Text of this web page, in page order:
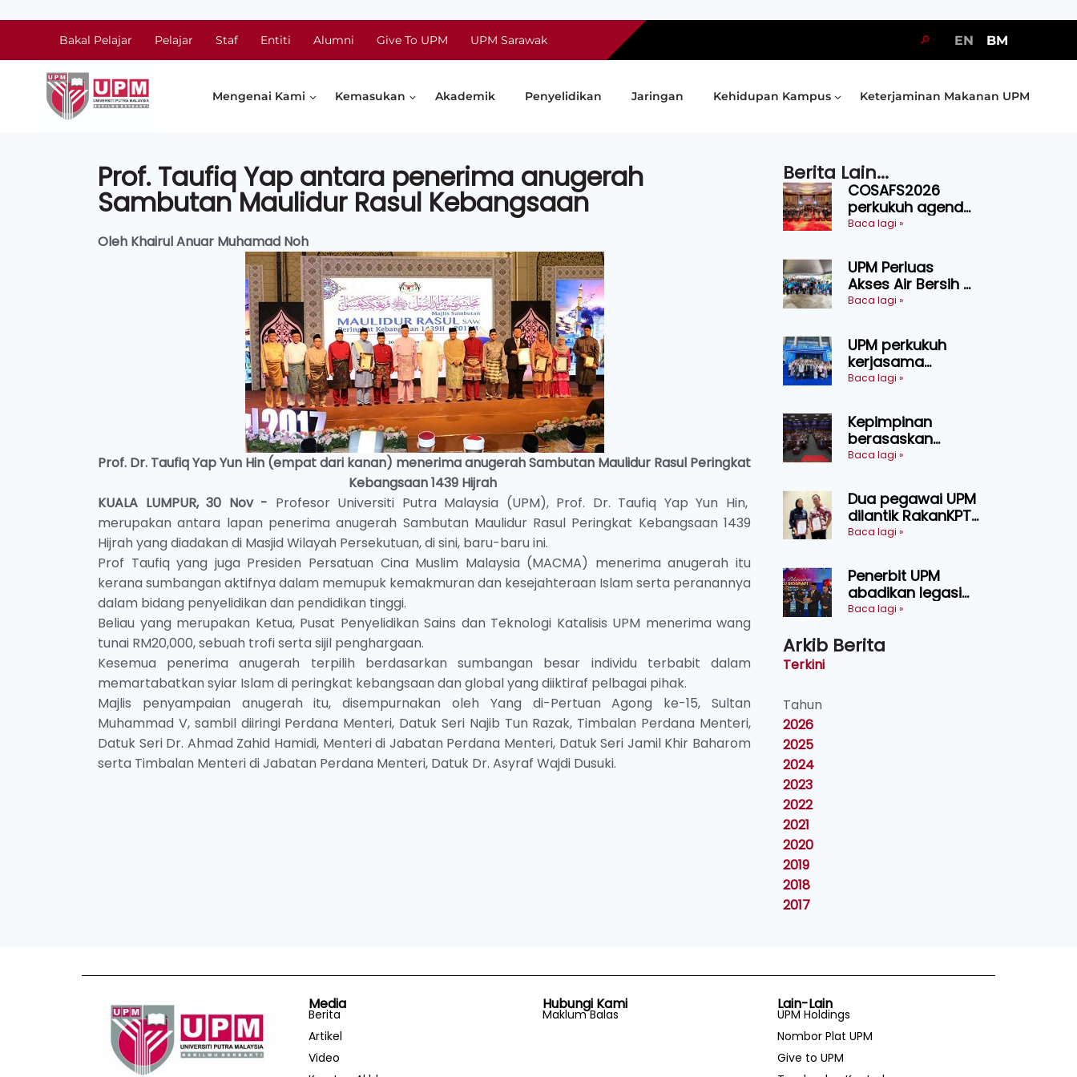
Bakal Pelajar Pelajar Staf Entiti Alumni Give To UPM UPM Sarawak 🔎 EN BM
Mengenai Kami Kemasukan Akademik Penyelidikan Jaringan Kehidupan Kampus Keterjaminan Makanan UPM
Prof. Taufiq Yap antara penerima anugerah
Sambutan Maulidur Rasul Kebangsaan
Oleh Khairul Anuar Muhamad Noh
Prof. Dr. Taufiq Yap Yun Hin (empat dari kanan) menerima anugerah Sambutan Maulidur Rasul Peringkat
Kebangsaan 1439 Hijrah
KUALA LUMPUR, 30 Nov - Profesor Universiti Putra Malaysia (UPM), Prof. Dr. Taufiq Yap Yun Hin,
merupakan antara lapan penerima anugerah Sambutan Maulidur Rasul Peringkat Kebangsaan 1439
Hijrah yang diadakan di Masjid Wilayah Persekutuan, di sini, baru-baru ini.
Prof Taufiq yang juga Presiden Persatuan Cina Muslim Malaysia (MACMA) menerima anugerah itu
kerana sumbangan aktifnya dalam memupuk kemakmuran dan kesejahteraan Islam serta peranannya
dalam bidang penyelidikan dan pendidikan tinggi.
Beliau yang merupakan Ketua, Pusat Penyelidikan Sains dan Teknologi Katalisis UPM menerima wang
tunai RM20,000, sebuah trofi serta sijil penghargaan.
Kesemua penerima anugerah terpilih berdasarkan sumbangan besar individu terbabit dalam
memartabatkan syiar Islam di peringkat kebangsaan dan global yang diiktiraf pelbagai pihak.
Majlis penyampaian anugerah itu, disempurnakan oleh Yang di-Pertuan Agong ke-15, Sultan
Muhammad V, sambil diiringi Perdana Menteri, Datuk Seri Najib Tun Razak, Timbalan Perdana Menteri,
Datuk Seri Dr. Ahmad Zahid Hamidi, Menteri di Jabatan Perdana Menteri, Datuk Seri Jamil Khir Baharom
serta Timbalan Menteri di Jabatan Perdana Menteri, Datuk Dr. Asyraf Wajdi Dusuki.
Berita Lain...
COSAFS2026
perkukuh agenda
keselamatan
AgriHub pacu
transformasi
pertanian
Sarawak
Baca lagi »
UPM Perluas
Akses Air Bersih di
31 Kediaman
Chini
Baca lagi »
UPM perkukuh
kerjasama
pendidikan pintar
lawatan rasmi ke
China
Baca lagi »
Kepimpinan
berasaskan
kepercayaan
kecemerlangan
institusi - Naib
Canselor UPM
Baca lagi »
Dua pegawai UPM
dilantik RakanKPT,
jadi jambatan
umbi
Baca lagi »
Penerbit UPM
abadikan legasi
Tan Sri Ayob Khan
biografi mewah
Baca lagi »
Arkib Berita
Terkini
Tahun
2026
2025
2024
2023
2022
2021
2020
2019
2018
2017
Media
Berita
Artikel
Video
Hubungi Kami
Maklum Balas
Lain-Lain
UPM Holdings
Nombor Plat UPM
Give to UPM